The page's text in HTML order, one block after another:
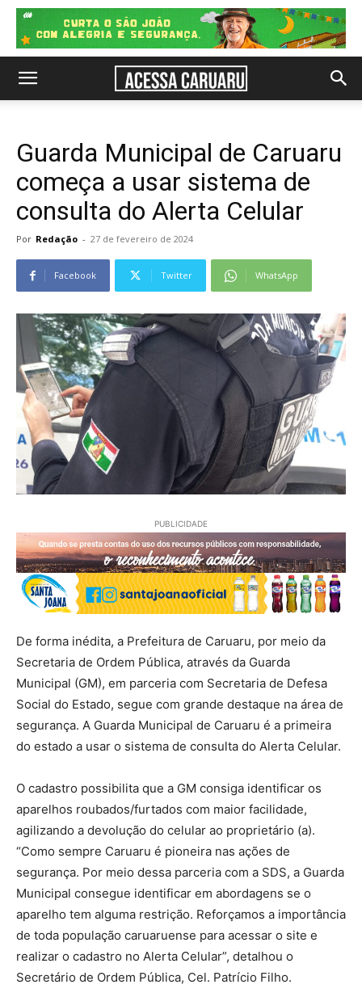
Guarda Municipal de Caruaru
começa a usar sistema de
consulta do Alerta Celular
Por Redação - 27 de fevereiro de 2024
Facebook Twitter WhatsApp
PUBLICIDADE
De forma inédita, a Prefeitura de Caruaru, por meio da
Secretaria de Ordem Pública, através da Guarda
Municipal (GM), em parceria com Secretaria de Defesa
Social do Estado, segue com grande destaque na área de
segurança. A Guarda Municipal de Caruaru é a primeira
do estado a usar o sistema de consulta do Alerta Celular.
O cadastro possibilita que a GM consiga identificar os
aparelhos roubados/furtados com maior facilidade,
agilizando a devolução do celular ao proprietário (a).
“Como sempre Caruaru é pioneira nas ações de
segurança. Por meio dessa parceria com a SDS, a Guarda
Municipal consegue identificar em abordagens se o
aparelho tem alguma restrição. Reforçamos a importância
de toda população caruaruense para acessar o site e
realizar o cadastro no Alerta Celular”, detalhou o
Secretário de Ordem Pública, Cel. Patrício Filho.